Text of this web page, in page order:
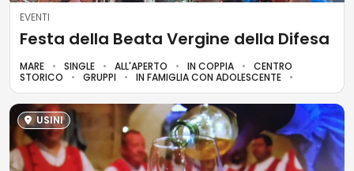
EVENTI
Festa della Beata Vergine della Difesa
MARE SINGLE ALL'APERTO IN COPPIA
CENTRO
STORICO
GRUPPI IN FAMIGLIA CON ADOLESCENTE
USINI